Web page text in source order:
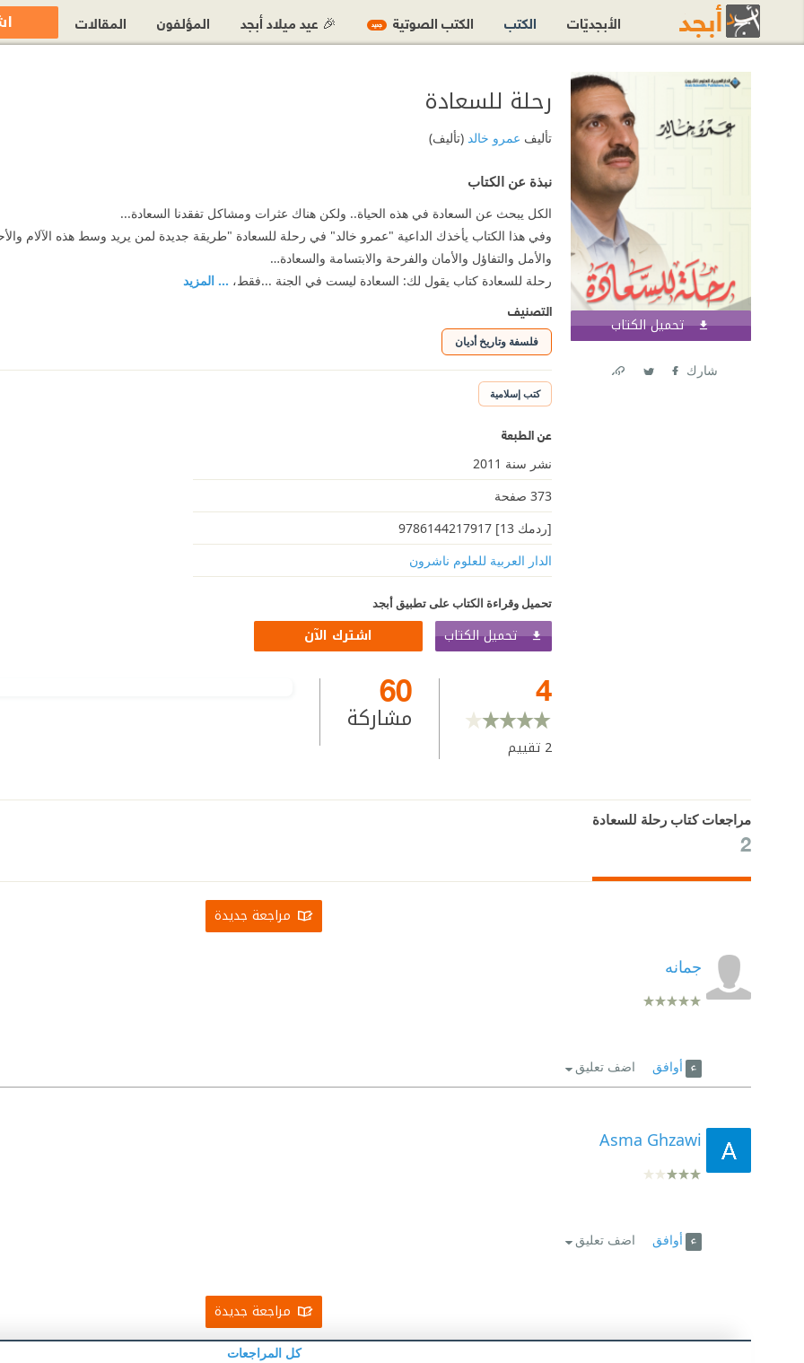
تحميل الكتاب اشترك الآن
شارك
رحلة للسعادة
تأليف عمرو خالد(تأليف)
نبذة عن الكتاب
الكل يبحث عن السعادة في هذه الحياة.. ولكن هناك عثرات ومشاكل تفقدنا السعادة...
وفي هذا الكتاب يأخذك الداعية "عمرو خالد" في رحلة للسعادة "طريقة جديدة لمن يريد وسط هذه الآلام
والأمل والتفاؤل والأمان والفرحة والابتسامة والسعادة…
رحلة للسعادة كتاب يقول لك: السعادة ليست في الجنة ...فقط، ... المزيد
التصنيف
فلسفة وتاريخ أديان
كتب إسلامية
عن الطبعة
نشر سنة 2011
373 صفحة
[ردمك 13] 9786144217917
الدار العربية للعلوم ناشرون
تحميل وقراءة الكتاب على تطبيق أبجد
تحميل الكتاب اشترك الآن
4
2 تقييم
60
مشاركة
مراجعات كتاب رحلة للسعادة
2
مراجعة جديدة
جمانه
أوافق اضف تعليق
Asma Ghzawi
أوافق اضف تعليق
مراجعة جديدة
كل المراجعات
الأبجديّات الكتب الكتب الصوتية جديد 🎉 عيد ميلاد أبجد المؤلفون المقالات